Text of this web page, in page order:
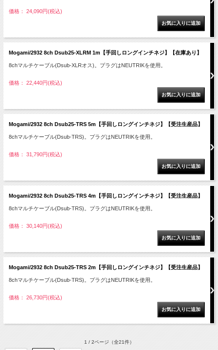
価格： 24,090円(税込)
Mogami/2932 8ch Dsub25-XLRM 1m【手回しロングインチネジ】【在庫あり】
8chマルチケーブル(Dsub-XLRオス)。プラグはNEUTRIKを使用。
価格： 22,440円(税込)
Mogami/2932 8ch Dsub25-TRS 5m【手回しロングインチネジ】【受注生産品】
8chマルチケーブル(Dsub-TRS)。プラグはNEUTRIKを使用。
価格： 31,790円(税込)
Mogami/2932 8ch Dsub25-TRS 4m【手回しロングインチネジ】【受注生産品】
8chマルチケーブル(Dsub-TRS)。プラグはNEUTRIKを使用。
価格： 30,140円(税込)
Mogami/2932 8ch Dsub25-TRS 2m【手回しロングインチネジ】【受注生産品】
8chマルチケーブル(Dsub-TRS)。プラグはNEUTRIKを使用。
価格： 26,730円(税込)
1 / 2ページ（全21件）